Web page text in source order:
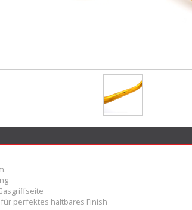
perfektes haltbares Finish